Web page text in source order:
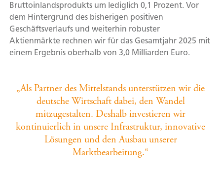
Bruttoinlandsprodukts um lediglich 0,1 Prozent. Vor
dem Hintergrund des bisherigen positiven
Geschäftsverlaufs und weiterhin robuster
Aktienmärkte rechnen wir für das Gesamtjahr 2025 mit
einem Ergebnis oberhalb von 3,0 Milliarden Euro.
„Als Partner des Mittelstands unterstützen wir die
deutsche Wirtschaft dabei, den Wandel
mitzugestalten. Deshalb investieren wir
kontinuierlich in unsere Infrastruktur, innovative
Lösungen und den Ausbau unserer
Marktbearbeitung.“